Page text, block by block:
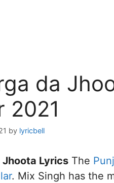
da
2021
by lyricbell
Jhoota Lyrics The
. Mix Singh has the